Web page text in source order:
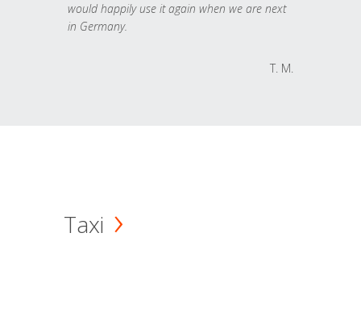
would happily use it again when we are next
in Germany.
T. M.
Taxi